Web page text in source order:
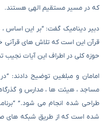
که در مسیر مستقیم الهی هستند.
دبیر دینامیک گفت: “بر این
قرآن این است که تلاش های قرآنی
حوزه کلی در اطراف این آیات نجیب
امامان و مبلغین توضیح دادند:
مساجد ، هیئت ها ، مدارس و
شده است که از طریق شبکه های